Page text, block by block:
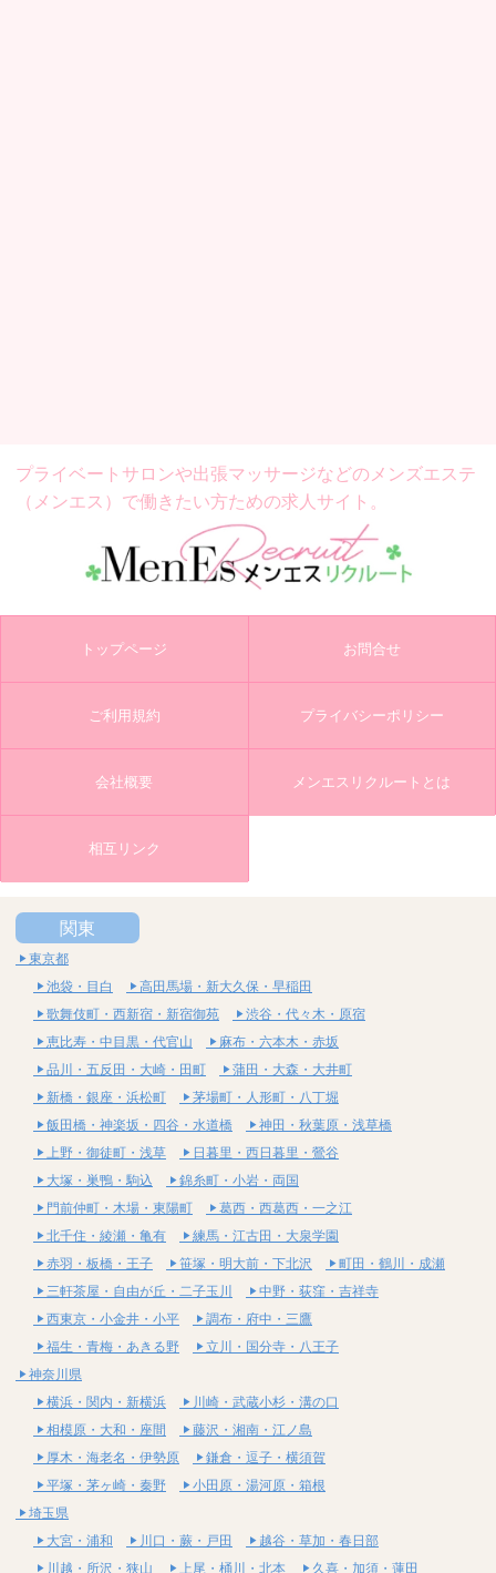
プライベートサロンや出張マッサージなどの メンズエステ
（メンエス）で働きたい方ための求人サイト。
トップページ お問合せ
ご利用規約 プライバシーポリシー
会社概要 メンエスリクルートとは
相互リンク
関東
東京都
池袋・目白
高田馬場・新大久保・早稲田
歌舞伎町・西新宿・新宿御苑
渋谷・代々木・原宿
恵比寿・中目黒・代官山
麻布・六本木・赤坂
品川・五反田・大崎・田町
蒲田・大森・大井町
新橋・銀座・浜松町
茅場町・人形町・八丁堀
飯田橋・神楽坂・四谷・水道橋
神田・秋葉原・浅草橋
上野・御徒町・浅草
日暮里・西日暮里・鶯谷
大塚・巣鴨・駒込
錦糸町・小岩・両国
門前仲町・木場・東陽町
葛西・西葛西・一之江
北千住・綾瀬・亀有
練馬・江古田・大泉学園
赤羽・板橋・王子
笹塚・明大前・下北沢
町田・鶴川・成瀬
三軒茶屋・自由が丘・二子玉川
中野・荻窪・吉祥寺
西東京・小金井・小平
調布・府中・三鷹
福生・青梅・あきる野
立川・国分寺・八王子
神奈川県
横浜・関内・新横浜
川崎・武蔵小杉・溝の口
相模原・大和・座間
藤沢・湘南・江ノ島
厚木・海老名・伊勢原
鎌倉・逗子・横須賀
平塚・茅ヶ崎・秦野
小田原・湯河原・箱根
埼玉県
大宮・浦和
川口・蕨・戸田
越谷・草加・春日部
川越・所沢・狭山
上尾・桶川・北本 久喜・加須・蓮田